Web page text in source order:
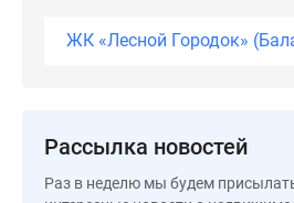
ЖК «Лесной Городок»
Рассылка новостей
Раз в неделю мы будем